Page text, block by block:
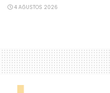
4 AĞUSTOS 2026